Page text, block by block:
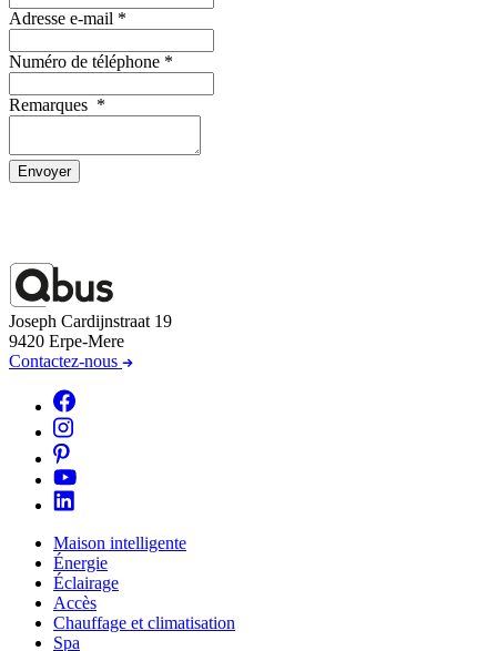
Adresse e-mail *
Numéro de téléphone *
Remarques *
Envoyer
Joseph Cardijnstraat 19
9420 Erpe-Mere
Contactez-nous
Maison intelligente
Énergie
Éclairage
Accès
Chauffage et climatisation
Spa